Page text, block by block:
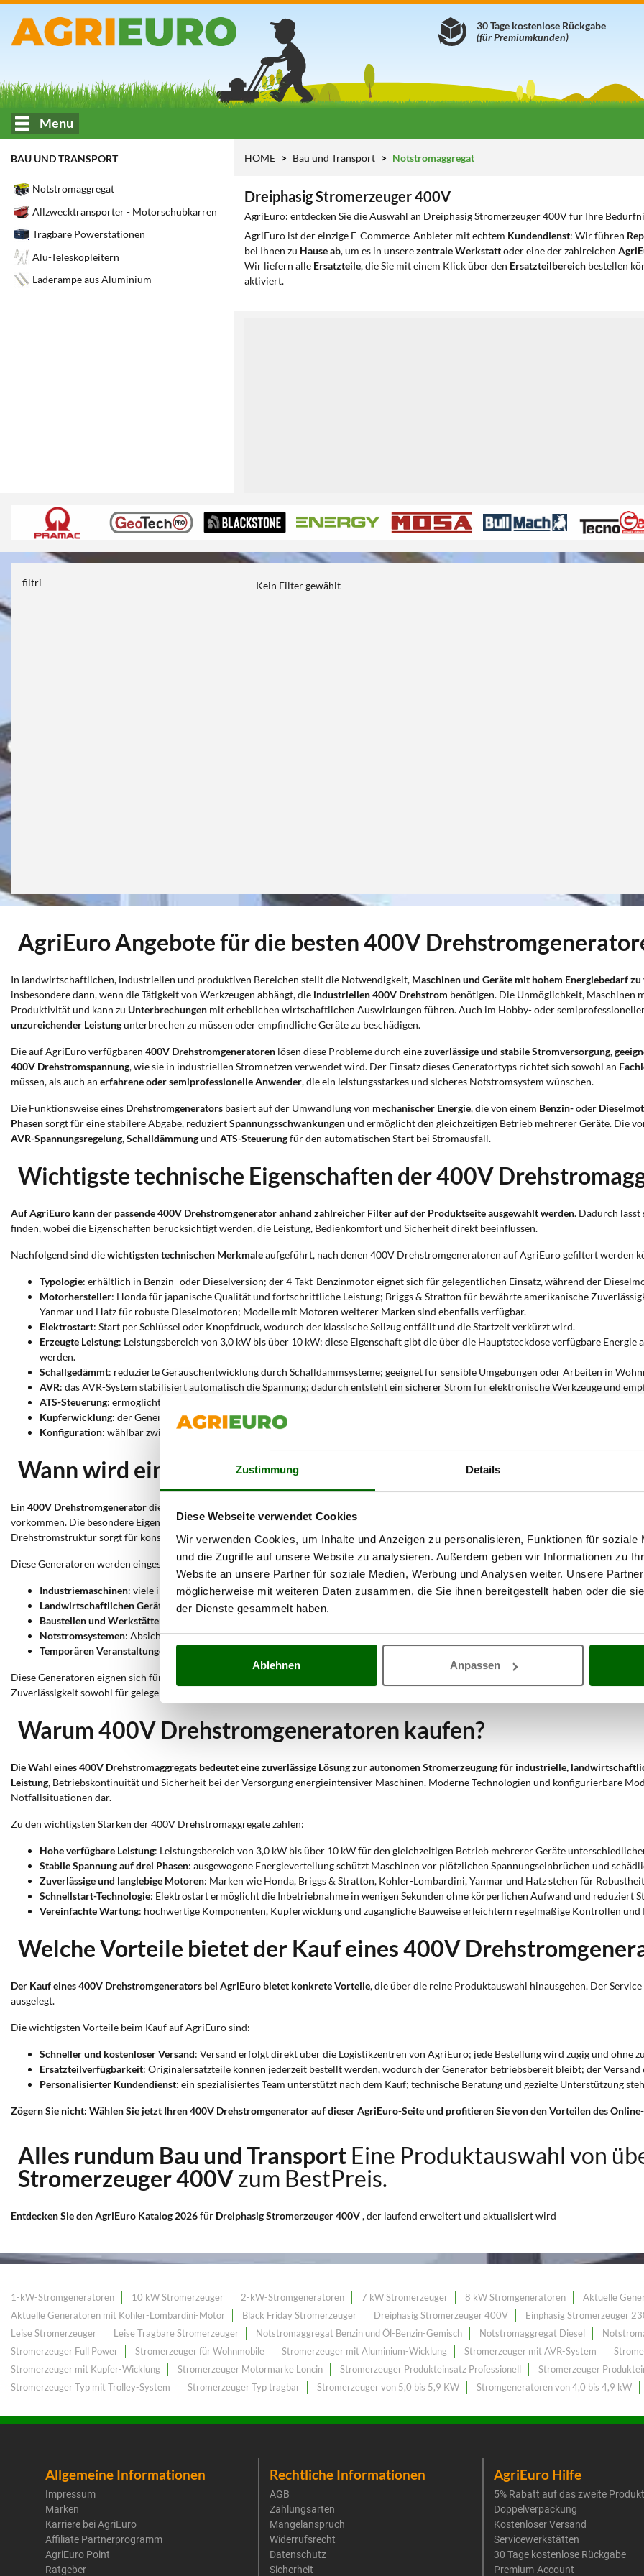
Zustimmung Details
Diese Webseite verwendet Cookies
Wir verwenden Cookies, um Inhalte und Anzeigen zu personalisieren, Funktionen für soziale
und die Zugriffe auf unsere Website zu analysieren. Außerdem geben wir Informationen zu
Website an unsere Partner für soziale Medien, Werbung und Analysen weiter. Unsere
möglicherweise mit weiteren Daten zusammen, die Sie ihnen bereitgestellt haben oder die
der Dienste gesammelt haben.
Ablehnen Anpassen
30 Tage kostenlose Rückgabe
(für Premiumkunden)
Menu
BAU UND TRANSPORT
Notstromaggregat
Allzwecktransporter - Motorschubkarren
Tragbare Powerstationen
Alu-Teleskopleitern
Laderampe aus Aluminium
HOME Bau und Transport Notstromaggregat
Dreiphasig Stromerzeuger 400V
AgriEuro: entdecken Sie die Auswahl an Dreiphasig Stromerzeuger 400V für Ihre
AgriEuro ist der einzige E-Commerce-Anbieter mit echtem Kundendienst: Wir führen
bei Ihnen zu Hause ab, um es in unserezentrale Werkstattoder eine der zahlreichen
Wir liefern alle Ersatzteile, die Sie mit einem Klick über den Ersatzteilbereich bestellen
aktiviert.
filtri Kein Filter gewählt
AgriEuro Angebote für die besten 400V
In landwirtschaftlichen, industriellen und produktiven Bereichen stellt die Notwendigkeit, Maschinen und Geräte mit hohem Energiebedarf zu
insbesondere dann, wenn die Tätigkeit von Werkzeugen abhängt, die industriellen 400V Drehstrom benötigen. Die Unmöglichkeit, Maschinen
Produktivität und kann zu Unterbrechungen mit erheblichen wirtschaftlichen Auswirkungen führen. Auch im Hobby- oder
unzureichender Leistungunterbrechen zu müssen oder empfindliche Geräte zu beschädigen.
Die auf AgriEuro verfügbaren 400V Drehstromgeneratoren lösen diese Probleme durch einezuverlässige und stabile Stromversorgung,
400V Drehstromspannung, wie sie in industriellen Stromnetzen verwendet wird. Der Einsatz dieses Generatortyps richtet sich sowohl an
müssen, als auch an erfahrene oder semiprofessionelle Anwender, die ein leistungsstarkes und sicheres Notstromsystem wünschen.
Die Funktionsweise eines Drehstromgenerators basiert auf der Umwandlung von mechanischer Energie, die von einem Benzin-oder
Phasensorgt für eine stabilere Abgabe, reduziertSpannungsschwankungenund ermöglicht den gleichzeitigen Betrieb mehrerer Geräte. Die
AVR-Spannungsregelung,Schalldämmungund ATS-Steuerungfür den automatischen Start bei Stromausfall.
Wichtigste technische Eigenschaften der 400V
Auf AgriEuro kann der passende 400V Drehstromgenerator anhand zahlreicher Filter auf der Produktseite ausgewählt werden. Dadurch lässt
finden, wobei die Eigenschaften berücksichtigt werden, die Leistung, Bedienkomfort und Sicherheit direkt beeinflussen.
Nachfolgend sind diewichtigsten technischen Merkmaleaufgeführt, nach denen 400V Drehstromgeneratoren auf AgriEuro gefiltert werden
Typologie: erhältlich in Benzin- oder Dieselversion; der 4-Takt-Benzinmotor eignet sich für gelegentlichen Einsatz, während der
Motorhersteller: Honda für japanische Qualität und fortschrittliche Leistung; Briggs & Stratton für bewährte amerikanische
Yanmar und Hatz für robuste Dieselmotoren; Modelle mit Motoren weiterer Marken sind ebenfalls verfügbar.
Elektrostart: Start per Schlüssel oder Knopfdruck, wodurch der klassische Seilzug entfällt und die Startzeit verkürzt wird.
Erzeugte Leistung: Leistungsbereich von 3,0 kW bis über 10 kW; diese Eigenschaft gibt die über die Hauptsteckdose verfügbare
werden.
Schallgedämmt: reduzierte Geräuschentwicklung durch Schalldämmsysteme; geeignet für sensible Umgebungen oder Arbeiten in
AVR: das AVR-System stabilisiert automatisch die Spannung; dadurch entsteht ein sicherer Strom für elektronische Werkzeuge und
ATS-Steuerung: ermöglicht den direkten Anschluss an das Stromnetz; der Generator startet automatisch bei Spannungsabfall oder
Kupferwicklung: der Generator kann mit Kupferwicklung im Alternator ausgestattet sein; diese Lösung sorgt für Energieeffizienz und
Konfiguration: wählbar zwischen fahrbaren Modellen für häufige Standortwechsel und stationären Ausführungen für feste
Wann wird ein 400V Drehstromgenerator eingesetzt?
Ein 400V Drehstromgeneratordient zur
vorkommen. Die besondere Eigenschaft dieser Generatoren liegt in der Bereitstellung einer
Drehstromstruktur sorgt für konstante Leistung und reduziert das Risiko von Spannungsschwankungen auch bei hohen Lastspitzen.
Diese Generatoren werden eingesetzt zur Versorgung von:
Industriemaschinen: viele industrielle Maschinen benötigen 400V Drehstrom für sicheren und leistungsstarken Betrieb.
Landwirtschaftlichen Geräten
: Pumpen, Motoren, Bewässerungsanlagen und Verarbeitungsgeräte mit hohem Leistungsbedarf und
Baustellen und Werkstätten
Notstromsystemen: Absicherung ganzer Produktions- oder Gewerbeanlagen bei Ausfall des Hauptnetzes.
Temporären Veranstaltungen
: Messen, Events oder temporäre Installationen mit hohem Strombedarf ohne Netzanschluss.
Diese Generatoren eignen sich für ein breites Anwendungsspektrum, vom
Zuverlässigkeit sowohl für gelegentlichen als auch für kontinuierlichen Einsatz ab. In Produktionsumgebungen sichern sie die
Warum 400V Drehstromgeneratoren kaufen?
Die Wahl eines 400V Drehstromaggregats bedeutet eine zuverlässige Lösung zur autonomen Stromerzeugung für industrielle,
Leistung, Betriebskontinuität und Sicherheit bei der Versorgung energieintensiver Maschinen. Moderne Technologien und konfigurierbare
Notfallsituationen dar.
Zu den wichtigsten Stärken der 400V Drehstromaggregate zählen:
Hohe verfügbare Leistung: Leistungsbereich von 3,0 kW bis über 10 kW für den gleichzeitigen Betrieb mehrerer Geräte
Stabile Spannung auf drei Phasen: ausgewogene Energieverteilung schützt Maschinen vor plötzlichen Spannungseinbrüchen und
Zuverlässige und langlebige Motoren: Marken wie Honda, Briggs & Stratton, Kohler-Lombardini, Yanmar und Hatz stehen für
Schnellstart-Technologie: Elektrostart ermöglicht die Inbetriebnahme in wenigen Sekunden ohne körperlichen Aufwand und reduziert
Vereinfachte Wartung: hochwertige Komponenten, Kupferwicklung und zugängliche Bauweise erleichtern regelmäßige Kontrollen und
Welche Vorteile bietet der Kauf eines 400V
Der Kauf eines 400V Drehstromgenerators bei AgriEuro bietet konkrete Vorteile, die über die reine Produktauswahl hinausgehen. Der
ausgelegt.
Die wichtigsten Vorteile beim Kauf auf AgriEuro sind:
Schneller und kostenloser Versand: Versand erfolgt direkt über die Logistikzentren von AgriEuro; jede Bestellung wird zügig und ohne
Ersatzteilverfügbarkeit: Originalersatzteile können jederzeit bestellt werden, wodurch der Generator betriebsbereit bleibt; der
Personalisierter Kundendienst: ein spezialisiertes Team unterstützt nach dem Kauf; technische Beratung und gezielte Unterstützung
Zögern Sie nicht: Wählen Sie jetzt Ihren 400V Drehstromgenerator auf dieser AgriEuro-Seite und profitieren Sie von den Vorteilen des
Alles rundum Bau und Transport Eine Produktauswahl von
Stromerzeuger 400Vzum BestPreis.
Entdecken Sie den AgriEuro Katalog 2026für Dreiphasig Stromerzeuger 400V, der laufend erweitert und aktualisiert wird
1-kW-Stromgeneratoren 10 kW Stromerzeuger 2-kW-Stromgeneratoren 7 kW Stromerzeuger 8 kW Stromgeneratoren
Aktuelle
Aktuelle Generatoren mit Kohler-Lombardini-Motor
Black Friday Stromerzeuger Dreiphasig Stromerzeuger 400V
Einphasig Stromerzeuger
Leise Stromerzeuger
Leise Tragbare Stromerzeuger Notstromaggregat Benzin und Öl-Benzin-Gemisch Notstromaggregat Diesel
Stromerzeuger Full Power
Stromerzeuger für Wohnmobile Stromerzeuger mit Aluminium-Wicklung Stromerzeuger mit AVR-System
Stromerzeuger mit Kupfer-Wicklung
Stromerzeuger Motormarke Loncin Stromerzeuger Produkteinsatz Professionell
Stromerzeuger
Stromerzeuger Typ mit Trolley-System
Stromerzeuger Typ tragbar Stromerzeuger von 5,0 bis 5,9 KW Stromgeneratoren von 4,0 bis 4,9 kW
Allgemeine Informationen
Impressum
Marken
Karriere bei AgriEuro
Affiliate Partnerprogramm
AgriEuro Point
Ratgeber
Rechtliche Informationen
AGB
Zahlungsarten
Mängelanspruch
Widerrufsrecht
Datenschutz
Sicherheit
AgriEuro Hilfe
5% Rabatt auf das zweite Produkt
Doppelverpackung
Kostenloser Versand
Servicewerkstätten
30 Tage kostenlose Rückgabe
Premium-Account